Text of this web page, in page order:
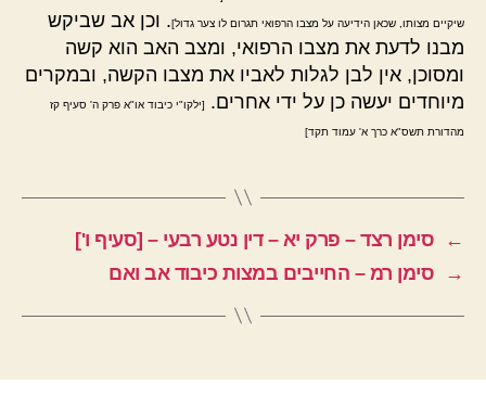
שיקיים מצותו, שכאן הידיעה על מצבו הרפואי תגרום לו צער גדול]. וכן אב שביקש
מבנו לדעת את מצבו הרפואי, ומצב האב הוא קשה
ומסוכן, אין לבן לגלות לאביו את מצבו הקשה, ובמקרים
מיוחדים יעשה כן על ידי אחרים.
[ילקו"י כיבוד או"א פרק ה' סעיף קז
מהדורת תשס"א כרך א' עמוד תקד]
←
סימן רצד – פרק יא – דין נטע רבעי – [סעיף ו']
→
סימן רמ – החייבים במצות כיבוד אב ואם